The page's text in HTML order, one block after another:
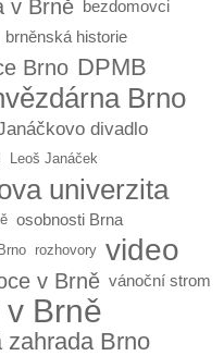
v Brně bezdomovci
brněnská historie
Brno DPMB
Brno
divadlo
Leoš Janáček
univerzita
osobnosti Brna
rozhovory video
v Brně vánoční strom
Brně
zahrada Brno